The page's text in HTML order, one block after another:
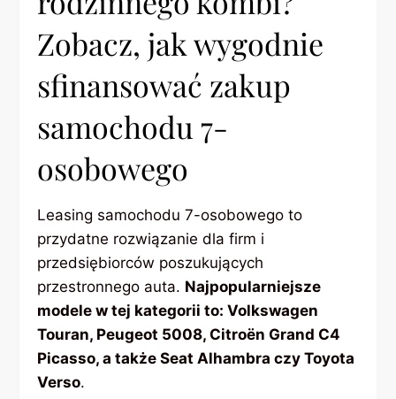
Zobacz, jak wygodnie
sfinansować zakup
samochodu 7-
osobowego
Leasing samochodu 7-osobowego to
przydatne rozwiązanie dla firm i
przedsiębiorców poszukujących
przestronnego auta. Najpopularniejsze
modele w tej kategorii to: Volkswagen
Touran, Peugeot 5008, Citroën Grand C4
Picasso, a także Seat Alhambra czy Toyota
Verso.